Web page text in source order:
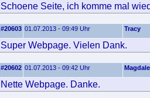
Schoene Seite, ich komme mal
#20603 01.07.2013 - 09:49 Uhr Tracy
Super Webpage. Vielen Dank.
#20602 01.07.2013 - 09:42 Uhr
Nette Webpage. Danke.